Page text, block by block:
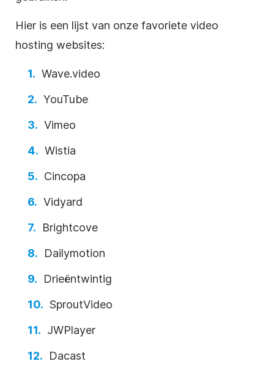
Hier is een lijst van onze favoriete video
hosting websites:
Wave.video
YouTube
Vimeo
Wistia
Cincopa
Vidyard
Brightcove
Dailymotion
Drieëntwintig
SproutVideo
JWPlayer
Dacast